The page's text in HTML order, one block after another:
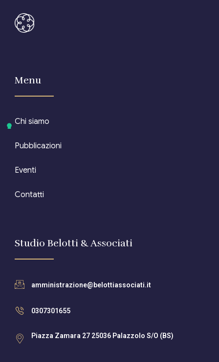
Menu
Chi siamo
Pubblicazioni
Eventi
Contatti
Studio Belotti & Associati
amministrazione@belottiassociati.it
0307301655
Piazza Zamara 27 25036 Palazzolo S/O (BS)